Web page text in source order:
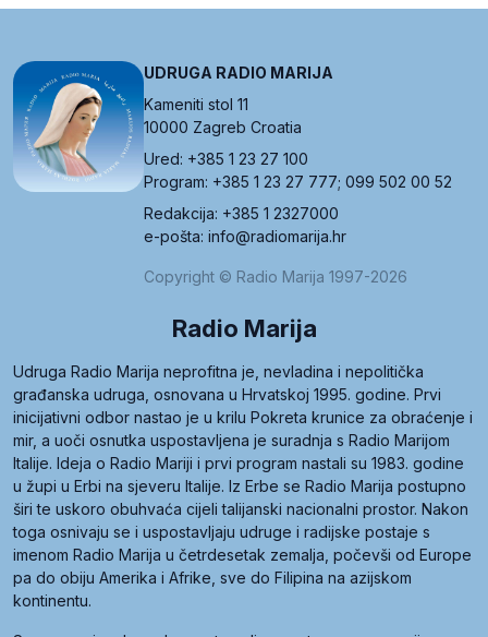
UDRUGA RADIO MARIJA
Kameniti stol 11
10000 Zagreb Croatia
Ured: +385 1 23 27 100
Program: +385 1 23 27 777; 099 502 00 52
Redakcija: +385 1 2327000
e-pošta: info@radiomarija.hr
Copyright © Radio Marija 1997-2026
Radio Marija
Udruga Radio Marija neprofitna je, nevladina i nepolitička
građanska udruga, osnovana u Hrvatskoj 1995. godine. Prvi
inicijativni odbor nastao je u krilu Pokreta krunice za obraćenje i
mir, a uoči osnutka uspostavljena je suradnja s Radio Marijom
Italije. Ideja o Radio Mariji i prvi program nastali su 1983. godine
u župi u Erbi na sjeveru Italije. Iz Erbe se Radio Marija postupno
širi te uskoro obuhvaća cijeli talijanski nacionalni prostor. Nakon
toga osnivaju se i uspostavljaju udruge i radijske postaje s
imenom Radio Marija u četrdesetak zemalja, počevši od Europe
pa do obiju Amerika i Afrike, sve do Filipina na azijskom
kontinentu.